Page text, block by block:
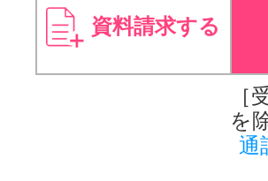
資料請求する
［
を
通